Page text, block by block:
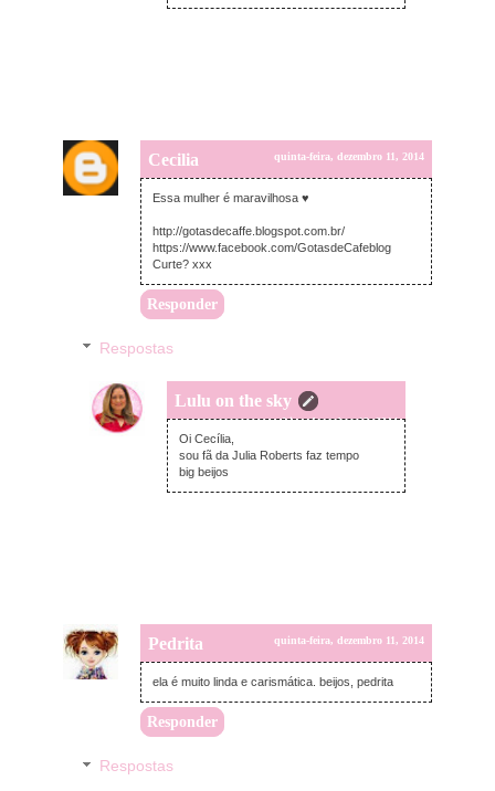
Cecilia quinta-feira, dezembro 11, 2014
Essa mulher é maravilhosa ♥
http://gotasdecaffe.blogspot.com.br/
https://www.facebook.com/GotasdeCafeblog
Curte? xxx
Responder
Respostas
Lulu on the sky
sexta-feira, dezembro 12, 2014
Oi Cecília,
sou fã da Julia Roberts faz tempo
big beijos
Pedrita quinta-feira, dezembro 11, 2014
ela é muito linda e carismática. beijos, pedrita
Responder
Respostas